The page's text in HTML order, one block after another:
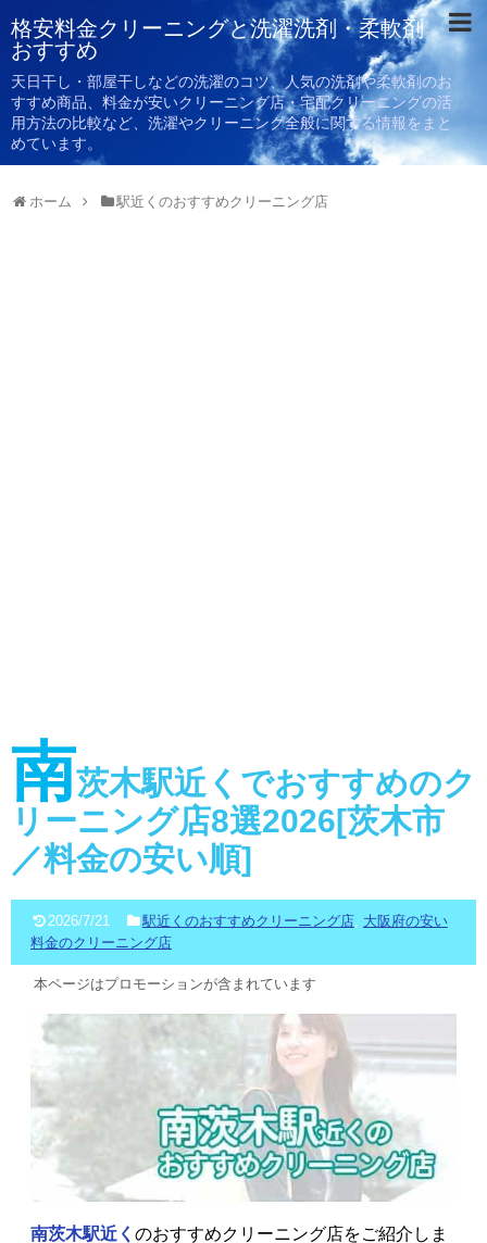
格安料金クリーニングと洗濯洗剤・柔軟剤
おすすめ
天日干し・部屋干しなどの洗濯のコツ、人気の洗剤や柔軟剤のお
すすめ商品、料金が安いクリーニング店・宅配クリーニングの活
用方法の比較など、洗濯やクリーニング全般に関する情報をまと
めています。
ホーム 駅近くのおすすめクリーニング店
南茨木駅近くでおすすめのク
リーニング店8選2026[茨木市
／料金の安い順]
2026/7/21 駅近くのおすすめクリーニング店, 大阪府の安い
料金のクリーニング店
本ページはプロモーションが含まれています
南茨木駅近く のおすすめクリーニング店をご紹介しま